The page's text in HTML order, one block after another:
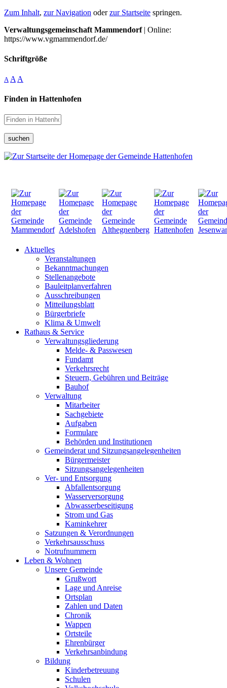
Zum Inhalt, zur Navigation oderzur Startseite springen.
Verwaltungsgemeinschaft Mammendorf| Online:
https://www.vgmammendorf.de/
Schriftgröße
A A A
Finden in Hattenhofen
suchen
Aktuelles
Veranstaltungen
Bekanntmachungen
Stellenangebote
Bauleitplanverfahren
Ausschreibungen
Mitteilungsblatt
Bürgerbriefe
Klima & Umwelt
Rathaus & Service
Verwaltungsgliederung
Melde- & Passwesen
Fundamt
Verkehrsrecht
Steuern, Gebühren und Beiträge
Bauhof
Verwaltung
Mitarbeiter
Sachgebiete
Aufgaben
Formulare
Behörden und Institutionen
Gemeinderat und Sitzungsangelegenheiten
Bürgermeister
Sitzungsangelegenheiten
Ver- und Entsorgung
Abfallentsorgung
Wasserversorgung
Abwasserbeseitigung
Strom und Gas
Kaminkehrer
Satzungen & Verordnungen
Verkehrsausschuss
Notrufnummern
Leben & Wohnen
Unsere Gemeinde
Grußwort
Lage und Anreise
Ortsplan
Zahlen und Daten
Chronik
Wappen
Ortsteile
Ehrenbürger
Verkehrsanbindung
Bildung
Kinderbetreuung
Schulen